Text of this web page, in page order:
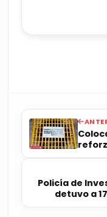
Policía de
detuvo a